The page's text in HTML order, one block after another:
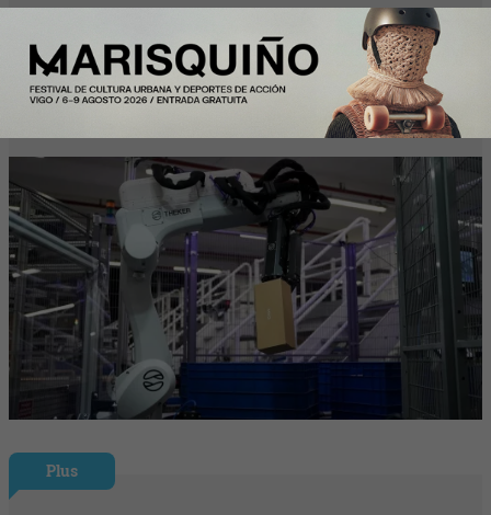
Mango colabora con Theker para
desarrollar proyectos de robotización en
su centro logístico
Plus